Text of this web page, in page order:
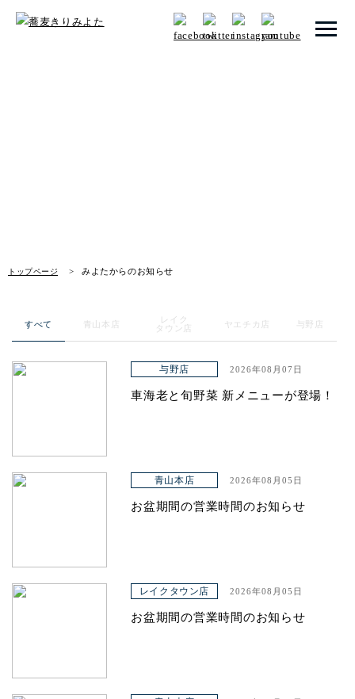
トップページ みよたからのお知らせ
お知らせ
アクセス
すべて 青山本店
レイク
タウン店
ヤエチカ店 与野店
与野店 2026年08月07日
車海老と旬野菜 新メニューが登場！
青山本店 2026年08月05日
お盆期間の営業時間のお知らせ
レイクタウン店 2026年08月05日
お盆期間の営業時間のお知らせ